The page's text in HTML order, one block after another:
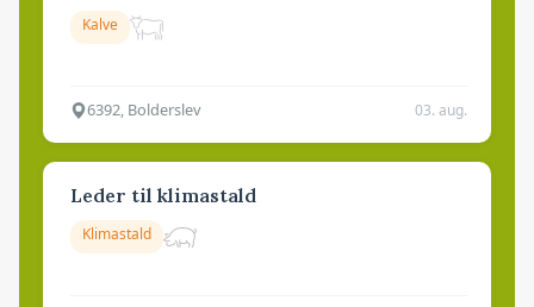
Kalve
6392, Bolderslev 03. aug.
Leder til klimastald
Klimastald